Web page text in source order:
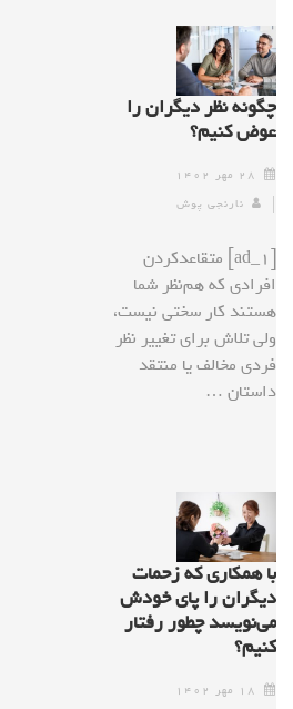
چگونه نظر دیگران را
عوض کنیم؟
۲۸ مهر ۱۴۰۲
نارنجی پوش
[ad_1] متقاعدکردن
افرادی که هم‌نظر شما
هستند کار سختی نیست،
ولی تلاش برای تغییر نظر
فردی مخالف یا منتقد
داستان …
با همکاری که زحمات
دیگران را پای خودش
می‌نویسد چطور رفتار
کنیم؟
۱۸ مهر ۱۴۰۲